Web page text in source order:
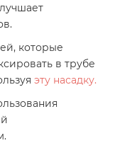
которые
в трубе
эту насадку.